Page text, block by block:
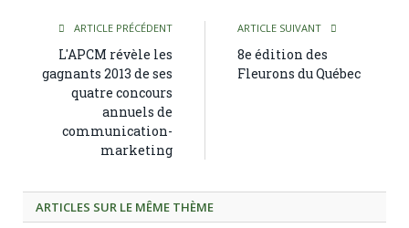
ARTICLE PRÉCÉDENT
L'APCM révèle les
gagnants 2013 de ses
quatre concours
annuels de
communication-
marketing
ARTICLE SUIVANT
8e édition des
Fleurons du Québec
ARTICLES SUR LE MÊME THÈME